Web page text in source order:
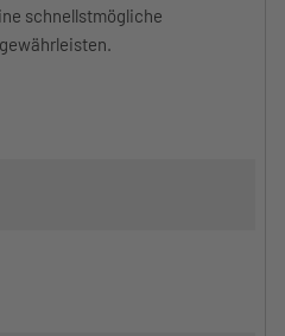
schnellstmögliche